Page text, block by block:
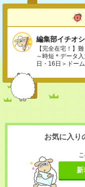
編集部イチオシ
【完全在宅！】
～時短＊データ
日・16日＞ドー
お気に入り